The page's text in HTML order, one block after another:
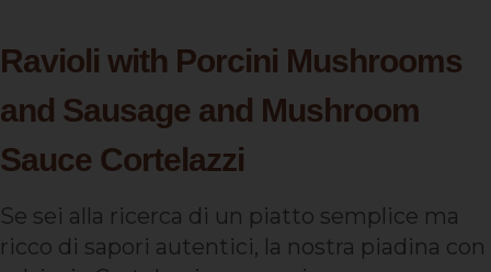
Ravioli with Porcini Mushrooms
and Sausage and Mushroom
Sauce Cortelazzi
Se sei alla ricerca di un piatto semplice ma
ricco di sapori autentici, la nostra piadina con